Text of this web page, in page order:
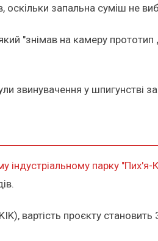
запальна суміш не
"знімав на камеру
звинувачення у шпигунстві
індустріальному парку
вартість проєкту